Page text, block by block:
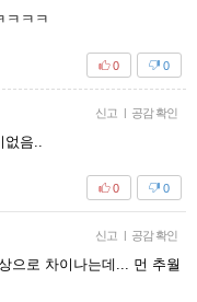
ㅋㅋㅋ
0
0
신고 | 공감 확인
없음..
0
0
신고 | 공감 확인
으로 차이나는데... 먼 추월